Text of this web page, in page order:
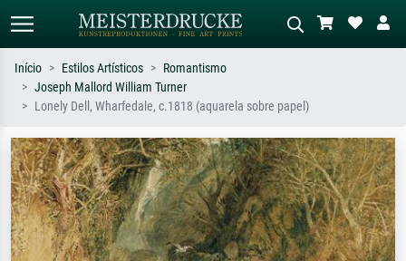
Pesquisa padrão Pesquisa de imagens IA
ex: Monet, Noite Estrelada,
impressionismo, onda de Hokusai, nu.
abstrato com muito vermelho, pintura
a óleo escura, nu em pé ao lado de
uma árvore.
Início Estilos Artísticos
Romantismo
Joseph Mallord William Turner
Lonely Dell, Wharfedale, c.1818 (aquarela sobre papel)